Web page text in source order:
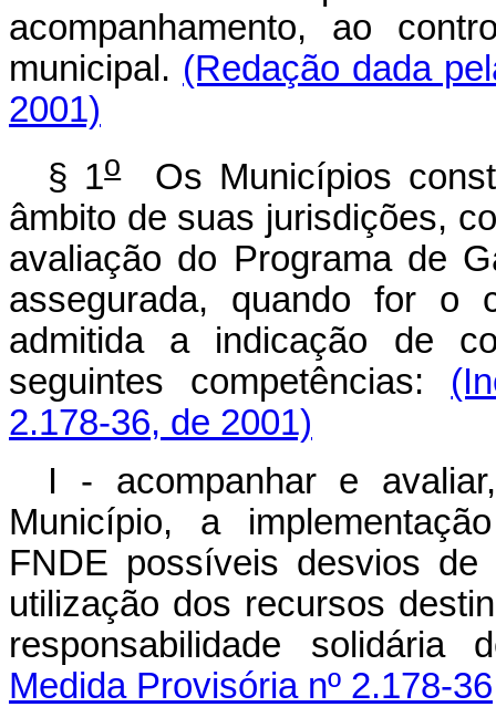
acompanhamento, ao
municipal. (Redação dada
2001)
§ 1oOs Municípios
âmbito de suas jurisdições,
avaliação do Programa de
assegurada, quando for o
admitida a indicação de
seguintes competências:
2.178-36, de 2001)
I - acompanhar e
Município, a
FNDE possíveis desvios
utilização dos recursos
responsabilidade
Medida Provisória nº 2.178-